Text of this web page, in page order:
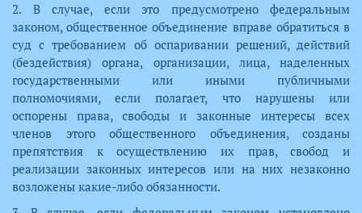
2. В случае, если это предусмотрено федеральным
законом, общественное объединение вправе обратиться в
суд с требованием об оспаривании решений, действий
(бездействия) органа, организации, лица, наделенных
государственными или иными публичными
полномочиями, если полагает, что нарушены или
оспорены права, свободы и законные интересы всех
членов этого общественного объединения, созданы
препятствия к осуществлению их прав, свобод и
реализации законных интересов или на них незаконно
возложены какие-либо обязанности.